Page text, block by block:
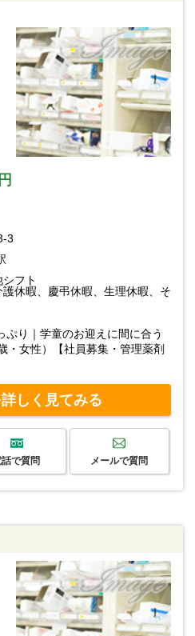
3
フト
休暇、慶弔休暇、生理休暇、そ
り｜学童のお迎えに間に合う
・女性）【社員募集・管理薬剤
しく見てみる
話で質問 メールで質問